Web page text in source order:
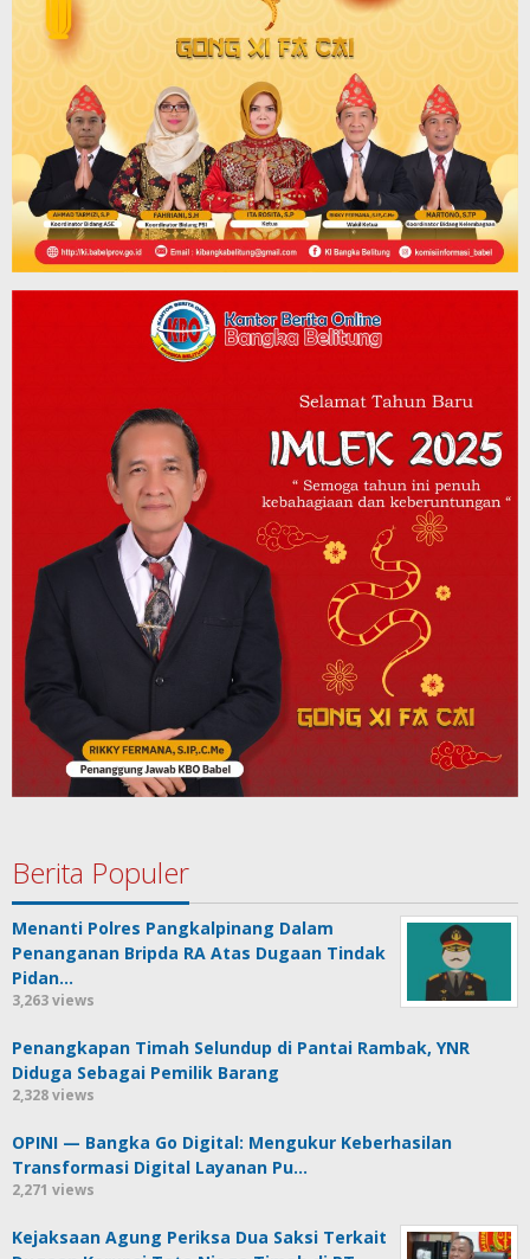
Berita Populer
Menanti Polres Pangkalpinang Dalam
Penanganan Bripda RA Atas Dugaan Tindak
Pidan…
3,263 views
Penangkapan Timah Selundup di Pantai Rambak, YNR
Diduga Sebagai Pemilik Barang
2,328 views
OPINI — Bangka Go Digital: Mengukur Keberhasilan
Transformasi Digital Layanan Pu…
2,271 views
Kejaksaan Agung Periksa Dua Saksi Terkait